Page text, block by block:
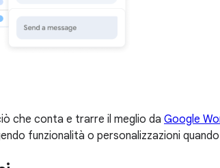
che conta e trarre il meglio da Google
funzionalità o personalizzazioni